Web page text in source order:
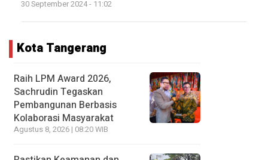
30 September 2024 - 11:02
Kota Tangerang
Raih LPM Award 2026,
Sachrudin Tegaskan
Pembangunan Berbasis
Kolaborasi Masyarakat
Agustus 8, 2026 | 08:20 WIB